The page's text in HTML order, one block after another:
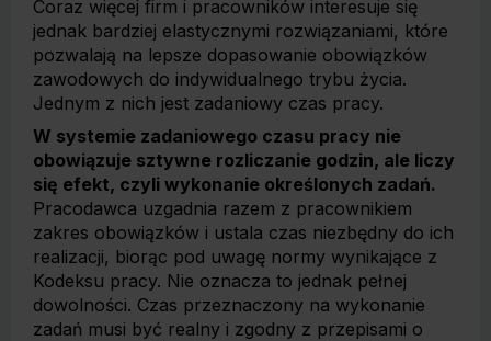
Coraz więcej firm i pracowników interesuje się
jednak bardziej elastycznymi rozwiązaniami, które
pozwalają na lepsze dopasowanie obowiązków
zawodowych do indywidualnego trybu życia.
Jednym z nich jest zadaniowy czas pracy.
W systemie zadaniowego czasu pracy nie
obowiązuje sztywne rozliczanie godzin, ale liczy
się efekt, czyli wykonanie określonych zadań.
Pracodawca uzgadnia razem z pracownikiem
zakres obowiązków i ustala czas niezbędny do ich
realizacji, biorąc pod uwagę normy wynikające z
Kodeksu pracy. Nie oznacza to jednak pełnej
dowolności. Czas przeznaczony na wykonanie
zadań musi być realny i zgodny z przepisami o